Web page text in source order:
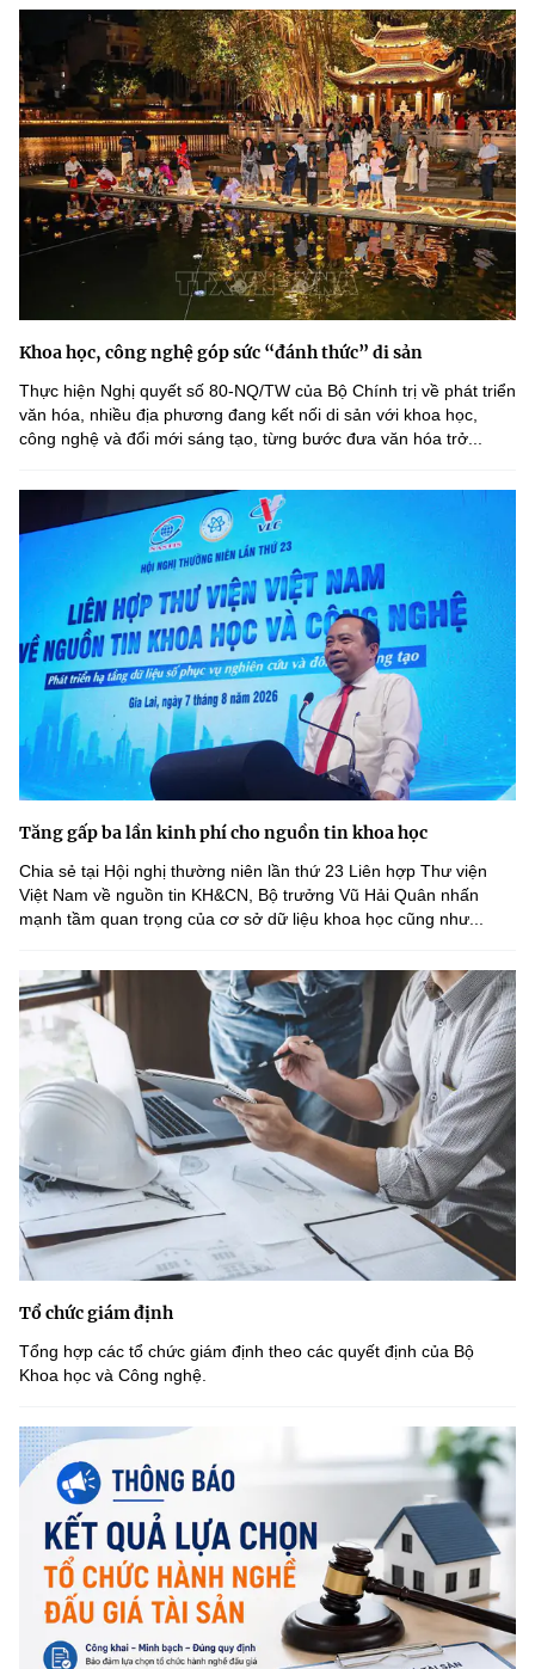
Khoa học, công nghệ góp sức “đánh thức” di sản
Thực hiện Nghị quyết số 80-NQ/TW của Bộ Chính trị về phát triển
văn hóa, nhiều địa phương đang kết nối di sản với khoa học,
công nghệ và đổi mới sáng tạo, từng bước đưa văn hóa trở...
Tăng gấp ba lần kinh phí cho nguồn tin khoa học
Chia sẻ tại Hội nghị thường niên lần thứ 23 Liên hợp Thư viện
Việt Nam về nguồn tin KH&CN, Bộ trưởng Vũ Hải Quân nhấn
mạnh tầm quan trọng của cơ sở dữ liệu khoa học cũng như...
Tổ chức giám định
Tổng hợp các tổ chức giám định theo các quyết định của Bộ
Khoa học và Công nghệ.